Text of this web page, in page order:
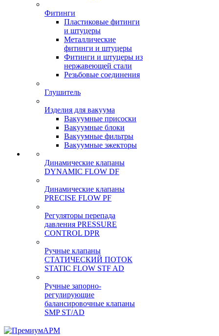
Фитинги
Пластиковые фитинги
и штуцеры
Металлические
фитинги и штуцеры
Фитинги и штуцеры из
нержавеющей стали
Резьбовые соединения
Глушитель
Изделия для вакуума
Вакуумные присоски
Вакуумные блоки
Вакуумные фильтры
Вакуумные эжекторы
Динамические клапаны
DYNAMIC FLOW DF
Динамические клапаны
PRECISE FLOW PF
Регуляторы перепада
давления PRESSURE
CONTROL DPR
Ручные клапаны
СТАТИЧЕСКИЙ ПОТОК
STATIC FLOW STF AD
Ручные запорно-
регулирующие
балансировочные клапаны
SMP ST/AD